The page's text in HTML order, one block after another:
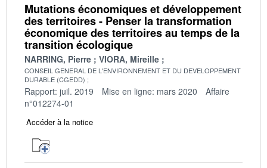
Mutations économiques et développement
des territoires - Penser la transformation
économique des territoires au temps de la
transition écologique
NARRING, Pierre VIORA, Mireille
CONSEIL GENERAL DE L'ENVIRONNEMENT ET DU DEVELOPPEMENT
DURABLE (CGEDD)
Rapport: juil. 2019 Mise en ligne: mars 2020
Affaire
n°012274-01
Accéder à la notice